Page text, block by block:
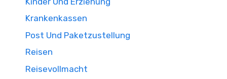
Krankenkassen
Post Und Paketzustellung
Reisen
Reisevollmacht